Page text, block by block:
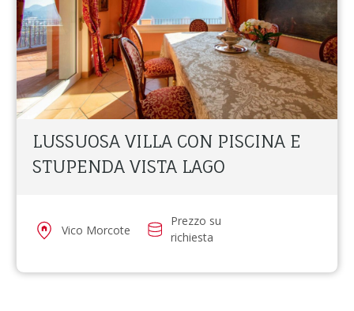
LUSSUOSA VILLA CON PISCINA E
STUPENDA VISTA LAGO
Vico Morcote
Prezzo su
richiesta